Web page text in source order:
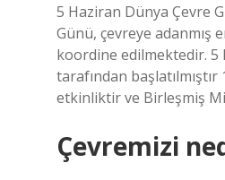
5 Haziran Dünya Çevre
Günü, çevreye adanmış
koordine edilmektedir. 5
tarafından
etkinliktir ve Birleşmiş
Çevremizi